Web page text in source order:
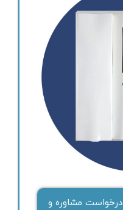
درخواست مشاوره و